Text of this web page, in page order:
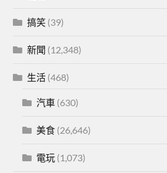
搞笑 (39)
新聞 (12,348)
生活 (468)
汽車 (630)
美食 (26,646)
電玩 (1,073)